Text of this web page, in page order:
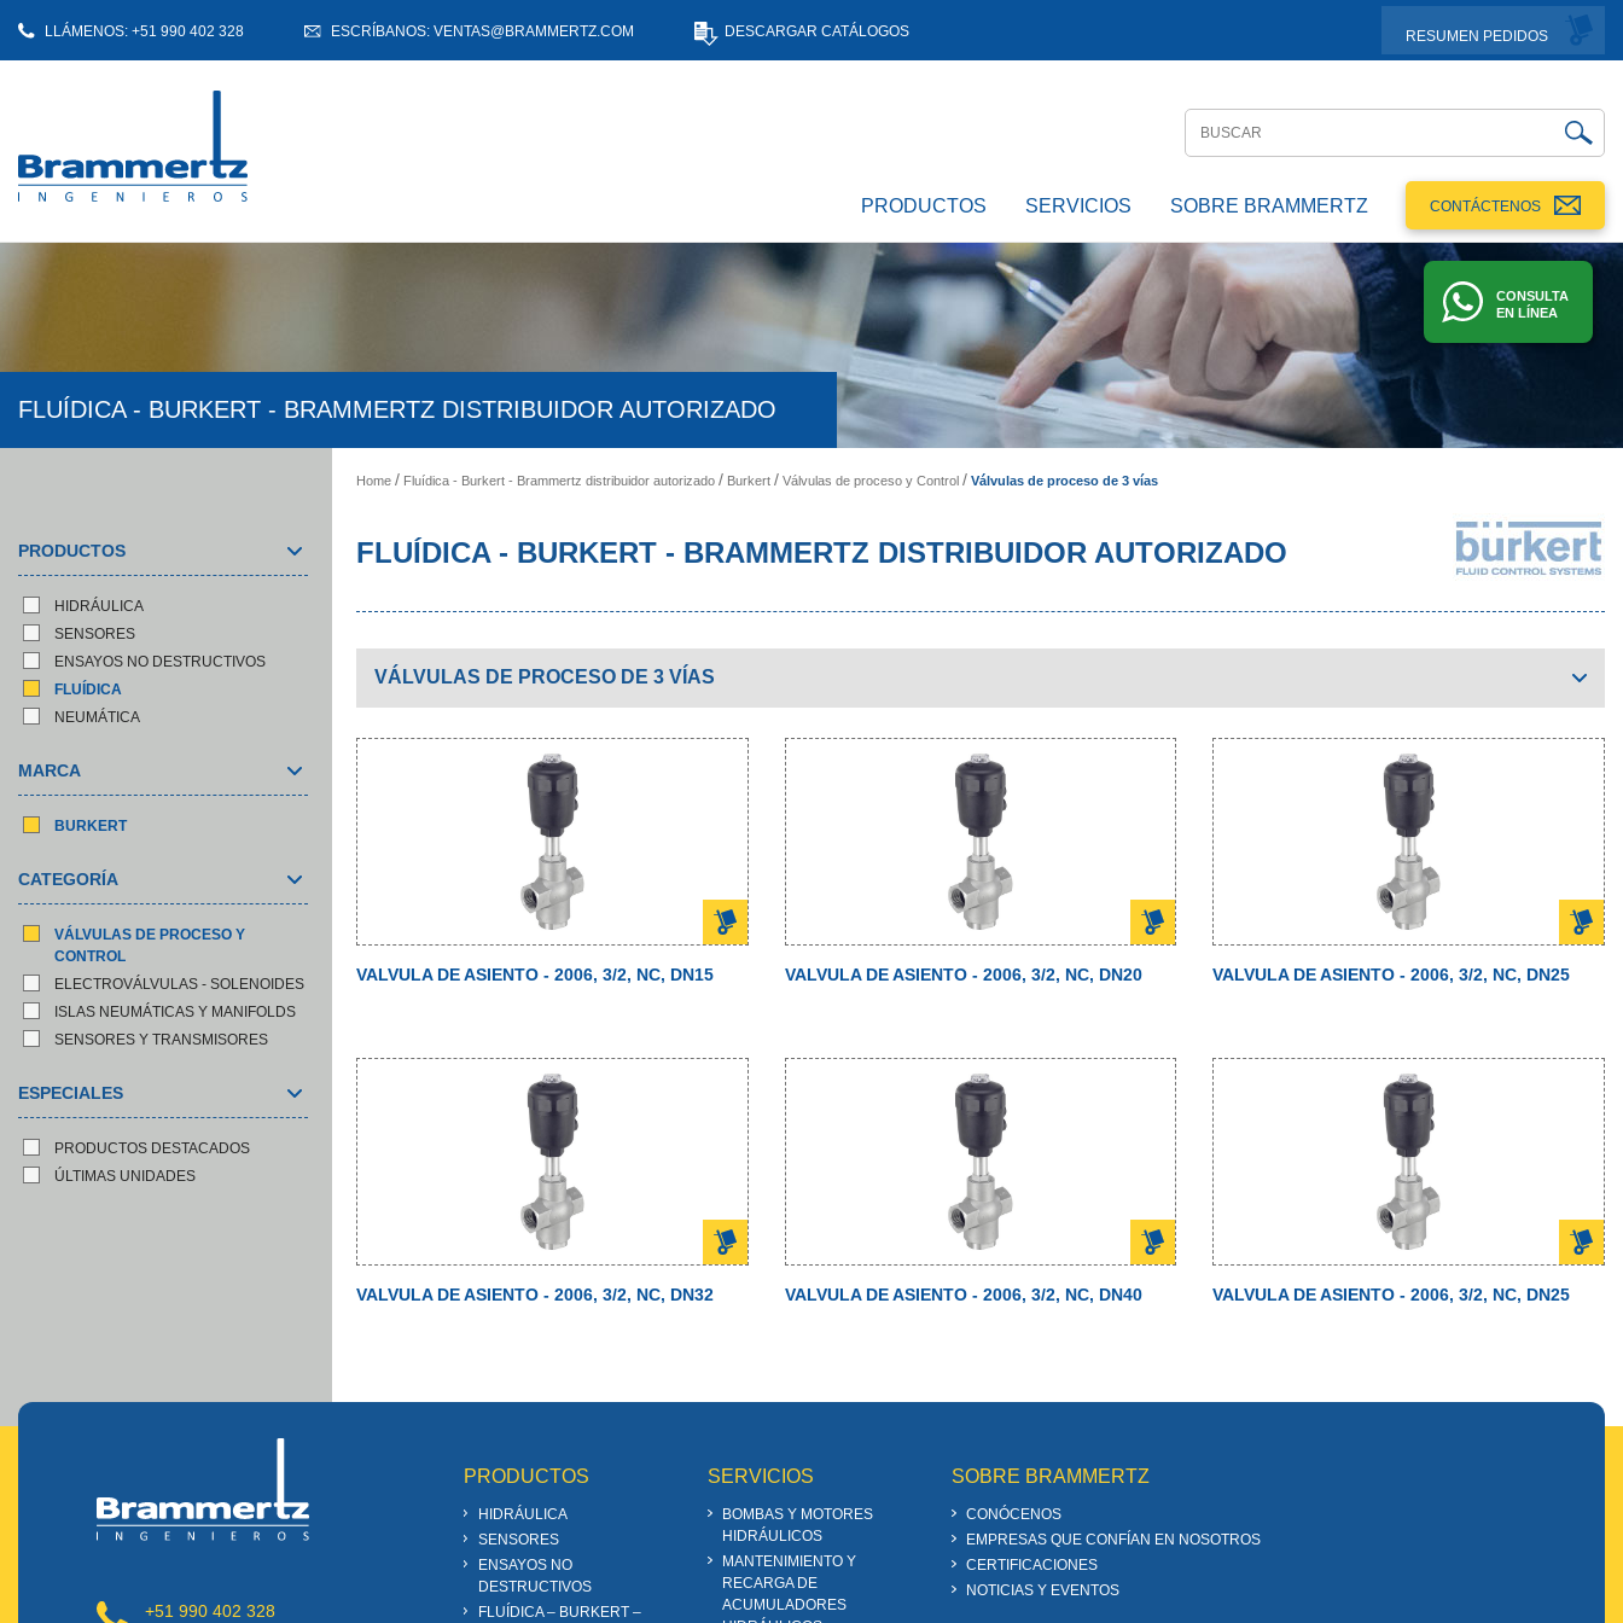
LLÁMENOS: +51 990 402 328 ESCRÍBANOS: VENTAS@BRAMMERTZ.COM DESCARGAR CATÁLOGOS RESUMEN PEDIDOS
PRODUCTOS SERVICIOS SOBRE BRAMMERTZ CONTÁCTENOS
CONSULTA
EN LÍNEA
FLUÍDICA - BURKERT - BRAMMERTZ DISTRIBUIDOR AUTORIZADO
PRODUCTOS
HIDRÁULICA
SENSORES
ENSAYOS NO DESTRUCTIVOS
FLUÍDICA
NEUMÁTICA
MARCA
BURKERT
CATEGORÍA
VÁLVULAS DE PROCESO Y
CONTROL
ELECTROVÁLVULAS - SOLENOIDES
ISLAS NEUMÁTICAS Y MANIFOLDS
SENSORES Y TRANSMISORES
ESPECIALES
PRODUCTOS DESTACADOS
ÚLTIMAS UNIDADES
Home Fluídica - Burkert - Brammertz distribuidor autorizado Burkert Válvulas de proceso y Control Válvulas de proceso de 3 vías
FLUÍDICA - BURKERT - BRAMMERTZ DISTRIBUIDOR AUTORIZADO
VÁLVULAS DE PROCESO DE 3 VÍAS
VALVULA DE ASIENTO - 2006, 3/2, NC, DN15 VALVULA DE ASIENTO - 2006, 3/2, NC, DN20 VALVULA DE ASIENTO - 2006, 3/2, NC, DN25
VALVULA DE ASIENTO - 2006, 3/2, NC, DN32 VALVULA DE ASIENTO - 2006, 3/2, NC, DN40 VALVULA DE ASIENTO - 2006, 3/2, NC, DN25
+51 990 402 328
PRODUCTOS
HIDRÁULICA
SENSORES
ENSAYOS NO
DESTRUCTIVOS
FLUÍDICA – BURKERT –
SERVICIOS
BOMBAS Y MOTORES
HIDRÁULICOS
MANTENIMIENTO Y
RECARGA DE
ACUMULADORES
SOBRE BRAMMERTZ
CONÓCENOS
EMPRESAS QUE CONFÍAN EN NOSOTROS
CERTIFICACIONES
NOTICIAS Y EVENTOS